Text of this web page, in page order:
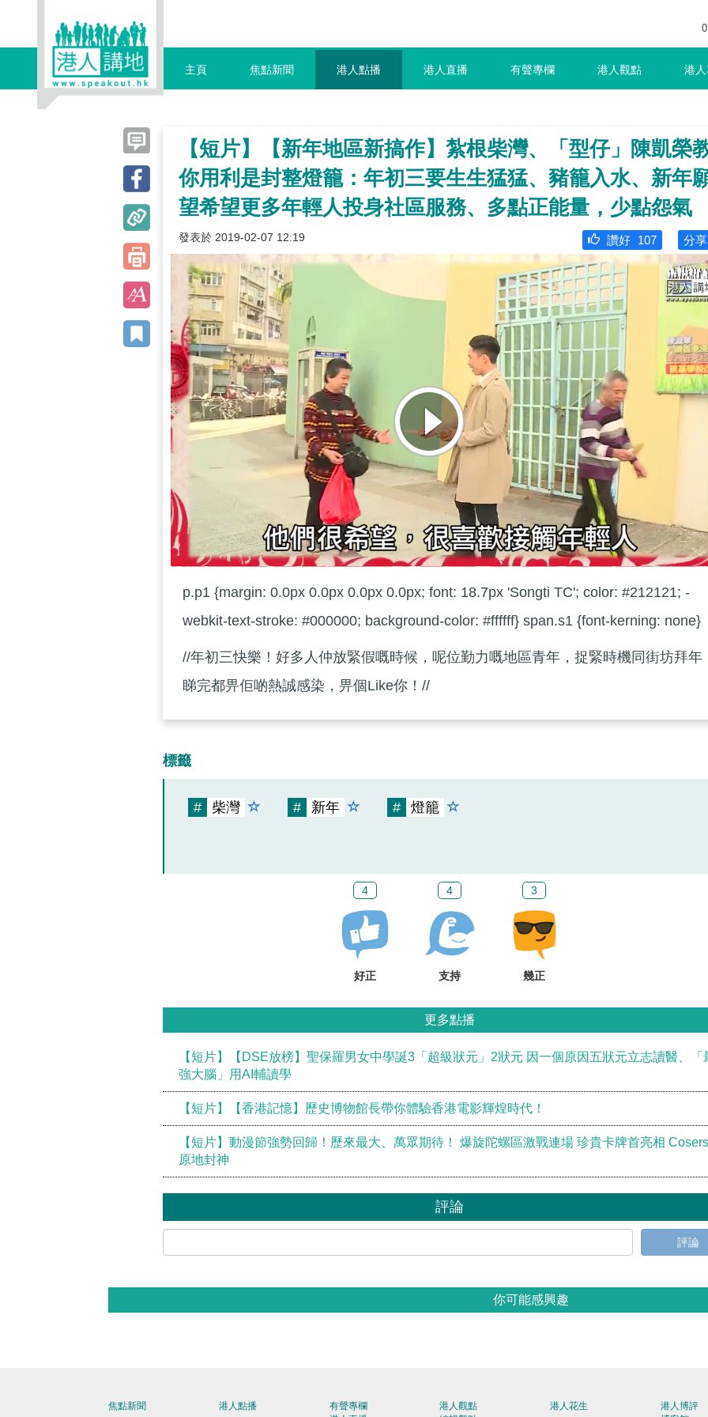
主頁 焦點新聞 港人點播 港人直播 有聲專欄 港人觀點 港
【短片】【新年地區新搞作】紮根柴灣、「型仔」陳凱榮
你用利是封整燈籠：年初三要生生猛猛、豬籠入水、新年
望希望更多年輕人投身社區服務、多點正能量，少點怨氣
發表於 2019-02-07 12:19 分享
讚好 107
p.p1 {margin: 0.0px 0.0px 0.0px 0.0px; font: 18.7px 'Songti TC'; color: #212121; -
webkit-text-stroke: #000000; background-color: #ffffff} span.s1 {font-kerning: none}
//年初三快樂！好多人仲放緊假嘅時候，呢位勤力嘅地區青年，捉緊時機同街坊拜年
睇完都畀佢啲熱誠感染，畀個Like你！//
標籤
# 柴灣 # 新年 # 燈籠
4
好正
4
支持
3
幾正
更多點播
【短片】【DSE放榜】聖保羅男女中學誕3「超級狀元」2狀元 因一個原因五狀元立志讀醫、「
強大腦」用AI輔讀學
【短片】【香港記憶】歷史博物館長帶你體驗香港電影輝煌時代！
【短片】動漫節強勢回歸！歷來最大、萬眾期待！ 爆旋陀螺區激戰連場 珍貴卡牌首亮相 Cosers
原地封神
評論
評論
你可能感興趣
焦點新聞 港人點播
有聲專欄
港人觀點
港人花生
港人博評